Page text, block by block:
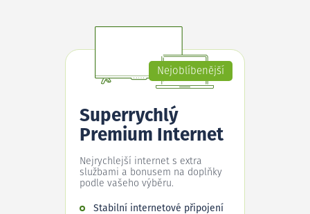
Nejoblíbenější
Superrychlý
Premium Internet
Nejrychlejší internet s extra
službami a bonusem na doplňky
podle vašeho výběru.
Stabilní internetové připojení